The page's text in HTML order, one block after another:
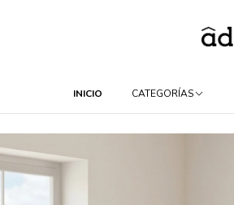
INICIO CATEGORÍAS